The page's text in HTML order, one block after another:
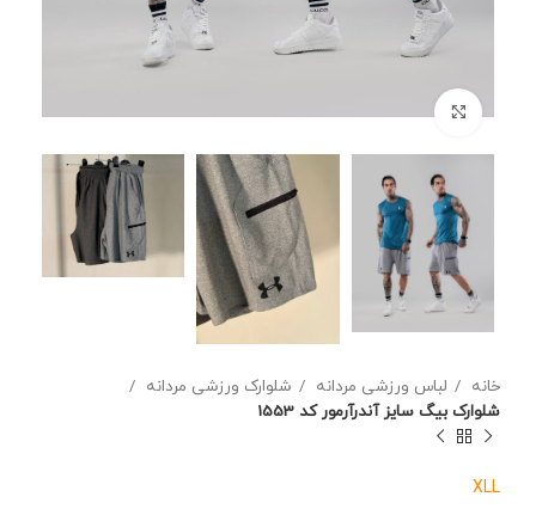
برای بزرگنمایی کلیک کنید
خانه لباس ورزشی مردانه
شلوارک ورزشی مردانه
شلوارک بیگ سایز آندرآرمور کد 1553
L
XL